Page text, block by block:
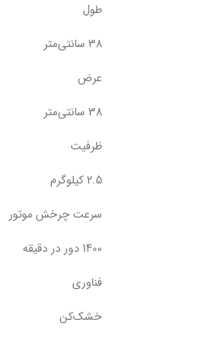
طول
38 سانتی‌متر
عرض
38 سانتی‌متر
ظرفیت
2.5 کیلوگرم
سرعت چرخش موتور
1400 دور در دقیقه
فناوری
خشک‌کن